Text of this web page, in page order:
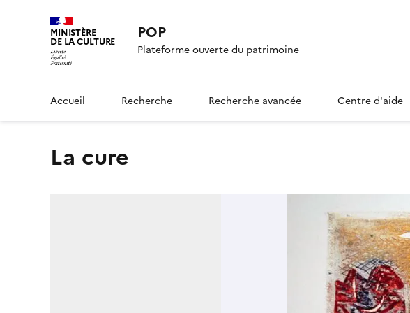
MINISTÈRE
DE LA CULTURE POP
Plateforme ouverte du patrimoine
Accueil Recherche Recherche avancée Centre d'aide
La cure